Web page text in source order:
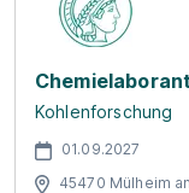
Kohlenforschung
01.09.2027
45470 Mülheim